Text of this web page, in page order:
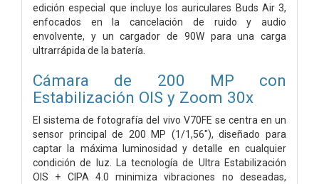
edición especial que incluye los auriculares Buds Air 3,
enfocados en la cancelación de ruido y audio
envolvente, y un cargador de 90W para una carga
ultrarrápida de la batería.
Cámara de 200 MP con
Estabilización OIS y Zoom 30x
El sistema de fotografía del vivo V70FE se centra en un
sensor principal de 200 MP (1/1,56"), diseñado para
captar la máxima luminosidad y detalle en cualquier
condición de luz. La tecnología de Ultra Estabilización
OIS + CIPA 4.0 minimiza vibraciones no deseadas,